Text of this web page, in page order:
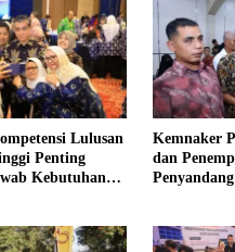
Lulusan
Penting
Kebutuhan
Kemnaker
dan